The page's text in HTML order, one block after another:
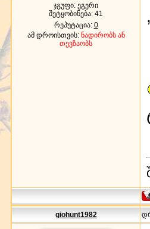
ჯგუფი: ეგერი
შეტყობინება: 41
რეპუტაცია: 0
ამ დროისთვის: ნადირობს ან
თევზაობს
giohunt1982